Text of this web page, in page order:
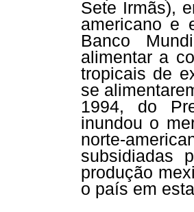
Sete Irmãs),
americano e
Banco
alimentar a
tropicais de
se
1994, do
inundou o
norte-
subsidiadas
produção
o país em